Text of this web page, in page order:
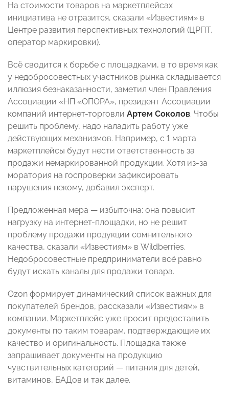
На стоимости товаров на маркетплейсах
инициатива не отразится, сказали «Известиям» в
Центре развития перспективных технологий (ЦРПТ,
оператор маркировки).
Всё сводится к борьбе с площадками, в то время как
у недобросовестных участников рынка складывается
иллюзия безнаказанности, заметил член Правления
Ассоциации «НП «ОПОРА», президент Ассоциации
компаний интернет-торговли Артем Соколов. Чтобы
решить проблему, надо наладить работу уже
действующих механизмов. Например, с 1 марта
маркетплейсы будут нести ответственность за
продажи немаркированной продукции. Хотя из-за
моратория на госпроверки зафиксировать
нарушения некому, добавил эксперт.
Предложенная мера — избыточна: она повысит
нагрузку на интернет-площадки, но не решит
проблему продажи продукции сомнительного
качества, сказали «Известиям» в Wildberries.
Недобросовестные предприниматели всё равно
будут искать каналы для продажи товара.
Ozon формирует динамический список важных для
покупателей брендов, рассказали «Известиям» в
компании. Маркетплейс уже просит предоставить
документы по таким товарам, подтверждающие их
качество и оригинальность. Площадка также
запрашивает документы на продукцию
чувствительных категорий — питания для детей,
витаминов, БАДов и так далее.